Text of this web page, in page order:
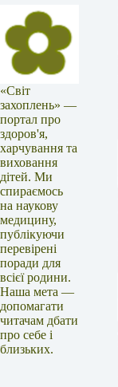
«Світ
захоплень» —
портал про
здоров'я,
харчування та
виховання
дітей. Ми
спираємось
на наукову
медицину,
публікуючи
перевірені
поради для
всієї родини.
Наша мета —
допомагати
читачам дбати
про себе і
близьких.